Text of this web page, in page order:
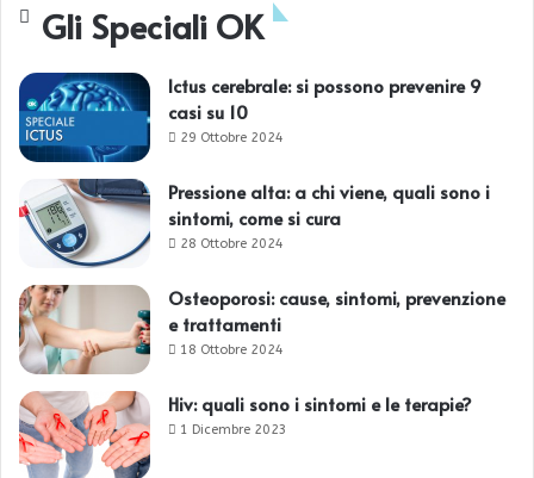
Gli Speciali OK
Ictus cerebrale: si possono prevenire 9
casi su 10
29 Ottobre 2024
Pressione alta: a chi viene, quali sono i
sintomi, come si cura
28 Ottobre 2024
Osteoporosi: cause, sintomi, prevenzione
e trattamenti
18 Ottobre 2024
Hiv: quali sono i sintomi e le terapie?
1 Dicembre 2023